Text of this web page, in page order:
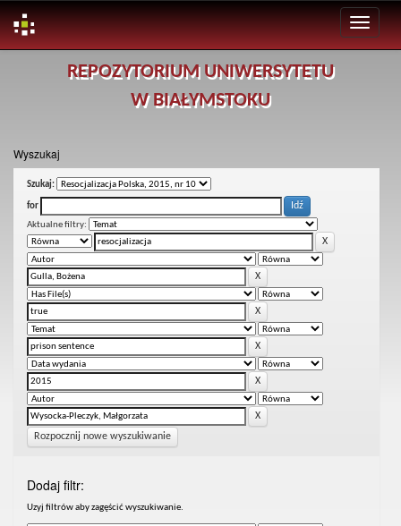
REPOZYTORIUM UNIWERSYTETU
W BIAŁYMSTOKU
Wyszukaj
Szukaj:
for
Aktualne filtry:
Rozpocznij nowe wyszukiwanie
Dodaj filtr:
Uzyj filtrów aby zagęścić wyszukiwanie.